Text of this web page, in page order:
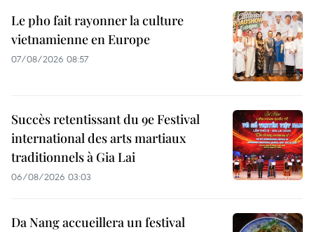
Le pho fait rayonner la culture
vietnamienne en Europe
07/08/2026 08:57
Succès retentissant du 9e Festival
international des arts martiaux
traditionnels à Gia Lai
06/08/2026 03:03
Da Nang accueillera un festival